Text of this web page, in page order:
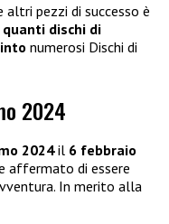
altri pezzi di successo è
quanti dischi di
numerosi Dischi di
2024
2024il 6 febbraio
affermato di essere
In merito alla